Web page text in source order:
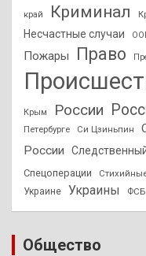
край Криминал
Несчастные случаи
Пожары Право
Крым России
Петербурге
Си Цзиньпин
России
Спецоперации
Украине Украины ФСБ
Общество